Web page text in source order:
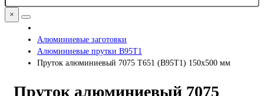
×
Алюминиевые заготовки
Алюминиевые прутки В95Т1
Пруток алюминиевый 7075 Т651 (В95Т1) 150х500 мм
Пруток алюминиевый 7075